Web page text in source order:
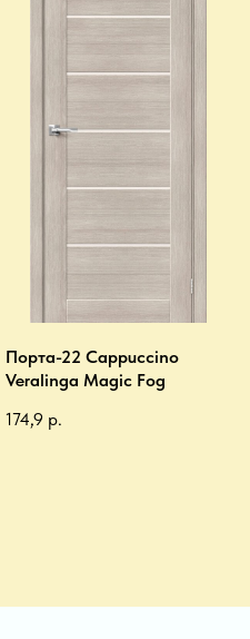
Порта-22 Cappuccino
Veralinga Magic Fog
174,9 р.